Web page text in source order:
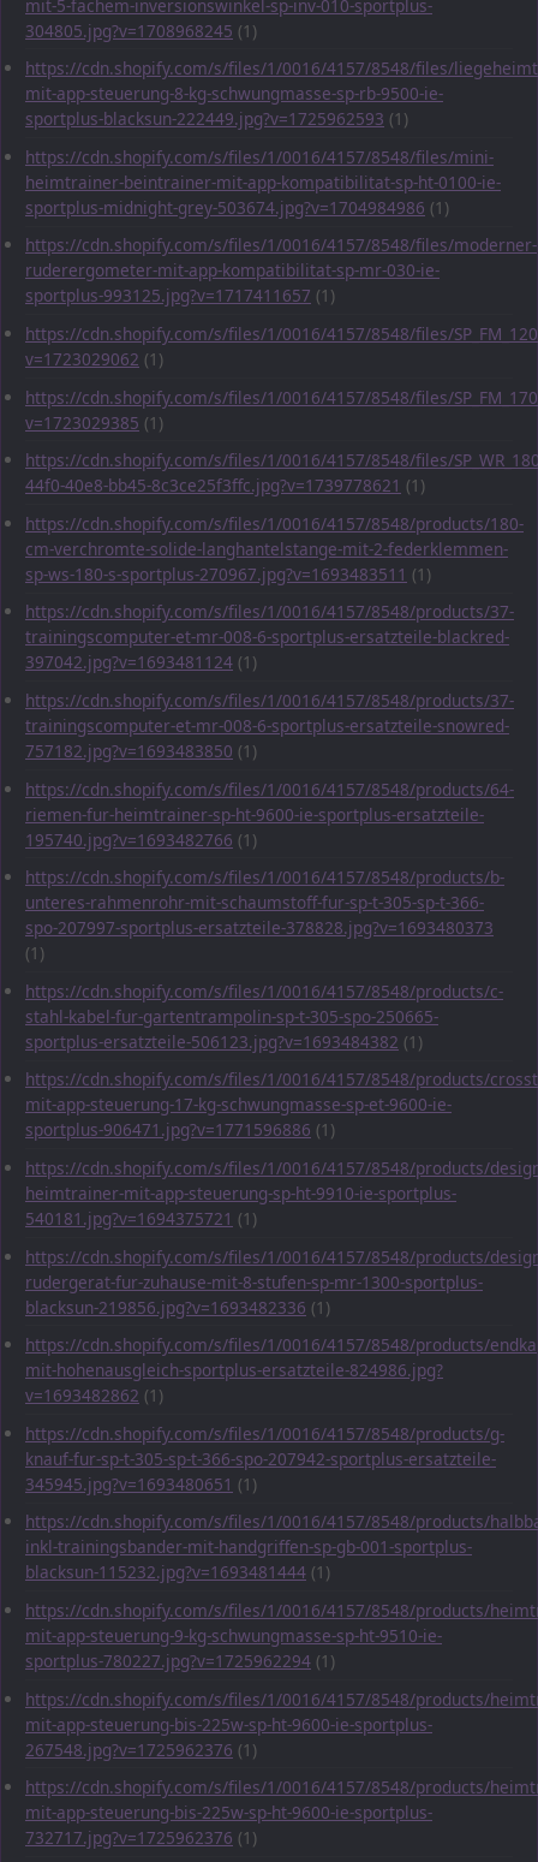
mit-5-fachem-inversionswinkel-sp-inv-010-sportplus-
304805.jpg?v=1708968245 (1)
https://cdn.shopify.com/s/files/1/0016/4157/8548/files/
mit-app-steuerung-8-kg-schwungmasse-sp-rb-9500-ie-
sportplus-blacksun-222449.jpg?v=1725962593 (1)
https://cdn.shopify.com/s/files/1/0016/4157/8548/files/mini-
heimtrainer-beintrainer-mit-app-kompatibilitat-sp-ht-0100-ie-
sportplus-midnight-grey-503674.jpg?v=1704984986 (1)
https://cdn.shopify.com/s/files/1/0016/4157/8548/files/moderner-
ruderergometer-mit-app-kompatibilitat-sp-mr-030-ie-
sportplus-993125.jpg?v=1717411657 (1)
https://cdn.shopify.com/s/files/1/0016/4157/8548/files/
v=1723029062 (1)
https://cdn.shopify.com/s/files/1/0016/4157/8548/files/
v=1723029385 (1)
https://cdn.shopify.com/s/files/1/0016/4157/8548/files/
44f0-40e8-bb45-8c3ce25f3ffc.jpg?v=1739778621 (1)
https://cdn.shopify.com/s/files/1/0016/4157/8548/products/180-
cm-verchromte-solide-langhantelstange-mit-2-federklemmen-
sp-ws-180-s-sportplus-270967.jpg?v=1693483511 (1)
https://cdn.shopify.com/s/files/1/0016/4157/8548/products/37-
trainingscomputer-et-mr-008-6-sportplus-ersatzteile-blackred-
397042.jpg?v=1693481124 (1)
https://cdn.shopify.com/s/files/1/0016/4157/8548/products/37-
trainingscomputer-et-mr-008-6-sportplus-ersatzteile-snowred-
757182.jpg?v=1693483850 (1)
https://cdn.shopify.com/s/files/1/0016/4157/8548/products/64-
riemen-fur-heimtrainer-sp-ht-9600-ie-sportplus-ersatzteile-
195740.jpg?v=1693482766 (1)
https://cdn.shopify.com/s/files/1/0016/4157/8548/products/b-
unteres-rahmenrohr-mit-schaumstoff-fur-sp-t-305-sp-t-366-
spo-207997-sportplus-ersatzteile-378828.jpg?v=1693480373
(1)
https://cdn.shopify.com/s/files/1/0016/4157/8548/products/c-
stahl-kabel-fur-gartentrampolin-sp-t-305-spo-250665-
sportplus-ersatzteile-506123.jpg?v=1693484382 (1)
https://cdn.shopify.com/s/files/1/0016/4157/8548/products/
mit-app-steuerung-17-kg-schwungmasse-sp-et-9600-ie-
sportplus-906471.jpg?v=1771596886 (1)
https://cdn.shopify.com/s/files/1/0016/4157/8548/products/
heimtrainer-mit-app-steuerung-sp-ht-9910-ie-sportplus-
540181.jpg?v=1694375721 (1)
https://cdn.shopify.com/s/files/1/0016/4157/8548/products/
rudergerat-fur-zuhause-mit-8-stufen-sp-mr-1300-sportplus-
blacksun-219856.jpg?v=1693482336 (1)
https://cdn.shopify.com/s/files/1/0016/4157/8548/products/
mit-hohenausgleich-sportplus-ersatzteile-824986.jpg?
v=1693482862 (1)
https://cdn.shopify.com/s/files/1/0016/4157/8548/products/g-
knauf-fur-sp-t-305-sp-t-366-spo-207942-sportplus-ersatzteile-
345945.jpg?v=1693480651 (1)
https://cdn.shopify.com/s/files/1/0016/4157/8548/products/
inkl-trainingsbander-mit-handgriffen-sp-gb-001-sportplus-
blacksun-115232.jpg?v=1693481444 (1)
https://cdn.shopify.com/s/files/1/0016/4157/8548/products/
mit-app-steuerung-9-kg-schwungmasse-sp-ht-9510-ie-
sportplus-780227.jpg?v=1725962294 (1)
https://cdn.shopify.com/s/files/1/0016/4157/8548/products/
mit-app-steuerung-bis-225w-sp-ht-9600-ie-sportplus-
267548.jpg?v=1725962376 (1)
https://cdn.shopify.com/s/files/1/0016/4157/8548/products/
mit-app-steuerung-bis-225w-sp-ht-9600-ie-sportplus-
732717.jpg?v=1725962376 (1)